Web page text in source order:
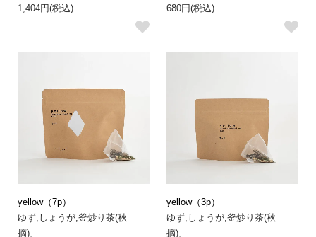
1,404円(税込) 680円(税込)
yellow（7p）
ゆず,しょうが,釜炒り茶(秋
摘),...
yellow（3p）
ゆず,しょうが,釜炒り茶(秋
摘),...